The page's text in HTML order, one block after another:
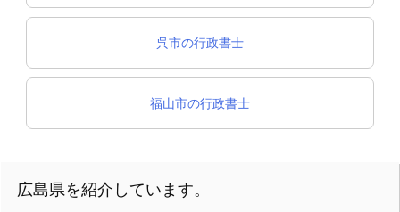
呉市の行政書士
福山市の行政書士
広島県を紹介しています。